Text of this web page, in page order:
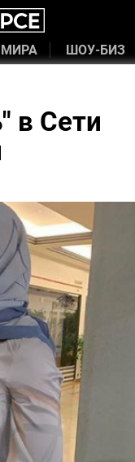
ШОУ-БИЗ
в Сети